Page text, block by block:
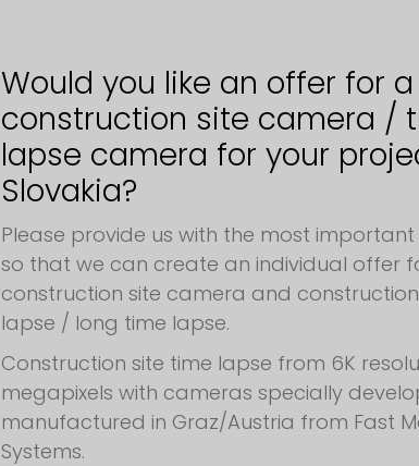
Would you like an offer for a
construction site camera /
lapse camera for your
Slovakia?
Please provide us with the most
so that we can create an individual offer
construction site camera and
lapse / long time lapse.
Construction site time lapse from 6K
megapixels with cameras specially
manufactured in Graz/Austria from Fast
Systems.